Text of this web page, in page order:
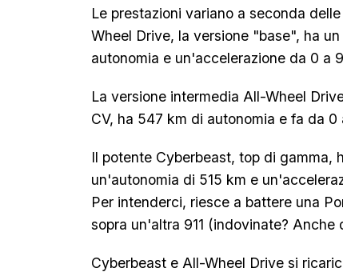
Le prestazioni variano a seconda
Wheel Drive, la versione "base", ha
autonomia e un'accelerazione da 0 a
La versione intermedia All-Wheel
CV, ha 547 km di autonomia e fa da 0
Il potente Cyberbeast, top di
un'autonomia di 515 km e
Per intenderci, riesce a battere una
sopra un'altra 911 (indovinate? Anche
Cyberbeast e All-Wheel Drive si